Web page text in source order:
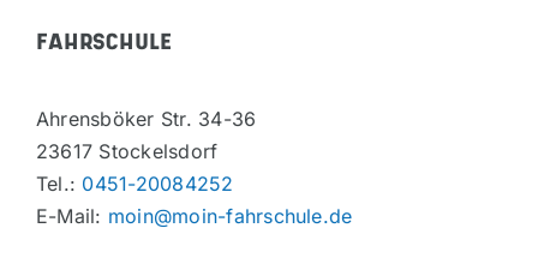
FAHRSCHULE
Ahrensböker Str. 34-36
23617 Stockelsdorf
Tel.: 0451-20084252
E-Mail: moin@moin-fahrschule.de